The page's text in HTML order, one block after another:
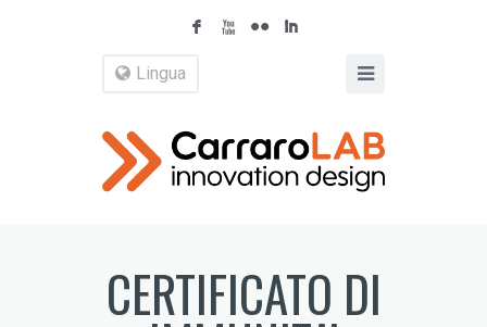
F X N I
Lingua
CERTIFICATO DI